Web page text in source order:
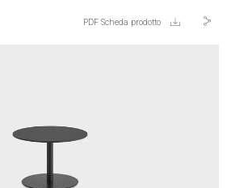
PDF Scheda prodotto